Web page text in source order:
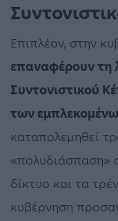
Επιπλέον, στην
επαναφέρουν τη
Συντονιστικού
των
καταπολεμηθεί
«πολυδιάσπαση»
δίκτυο και τα
κυβέρνηση